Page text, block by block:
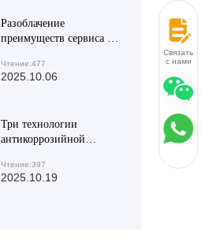
нанесение покрытия -
более долговечен?
Разоблачение
преимуществ сервиса по
изготовлению OEM-
тормозных дисков и
Чтение:477
2025.10.06
Три технологии
антикоррозийной
барабанов: сравнение
покрытия, масляного封
Чтение:397
2025.10.19
Связаться
с нами